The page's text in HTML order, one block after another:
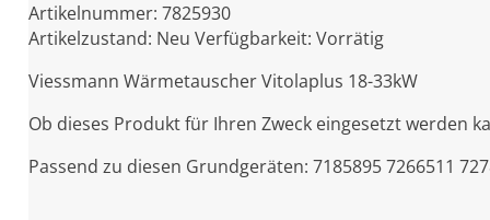
Artikelnummer:7825930
Artikelzustand: Neu Verfügbarkeit:Vorrätig
Viessmann Wärmetauscher Vitolaplus 18-33kW
Ob dieses Produkt für Ihren Zweck eingesetzt werden
Passend zu diesen Grundgeräten: 7185895 7266511